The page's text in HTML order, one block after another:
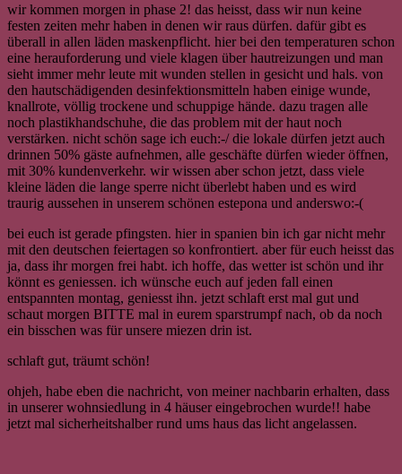
wir kommen morgen in phase 2! das heisst, dass wir nun keine
festen zeiten mehr haben in denen wir raus dürfen. dafür gibt es
überall in allen läden maskenpflicht. hier bei den temperaturen schon
eine herauforderung und viele klagen über hautreizungen und man
sieht immer mehr leute mit wunden stellen in gesicht und hals. von
den hautschädigenden desinfektionsmitteln haben einige wunde,
knallrote, völlig trockene und schuppige hände. dazu tragen alle
noch plastikhandschuhe, die das problem mit der haut noch
verstärken. nicht schön sage ich euch:-/ die lokale dürfen jetzt auch
drinnen 50% gäste aufnehmen, alle geschäfte dürfen wieder öffnen,
mit 30% kundenverkehr. wir wissen aber schon jetzt, dass viele
kleine läden die lange sperre nicht überlebt haben und es wird
traurig aussehen in unserem schönen estepona und anderswo:-(
bei euch ist gerade pfingsten. hier in spanien bin ich gar nicht mehr
mit den deutschen feiertagen so konfrontiert. aber für euch heisst das
ja, dass ihr morgen frei habt. ich hoffe, das wetter ist schön und ihr
könnt es geniessen. ich wünsche euch auf jeden fall einen
entspannten montag, geniesst ihn. jetzt schlaft erst mal gut und
schaut morgen BITTE mal in eurem sparstrumpf nach, ob da noch
ein bisschen was für unsere miezen drin ist.
schlaft gut, träumt schön!
ohjeh, habe eben die nachricht, von meiner nachbarin erhalten, dass
in unserer wohnsiedlung in 4 häuser eingebrochen wurde!! habe
jetzt mal sicherheitshalber rund ums haus das licht angelassen.